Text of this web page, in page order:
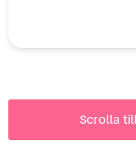
Scrolla